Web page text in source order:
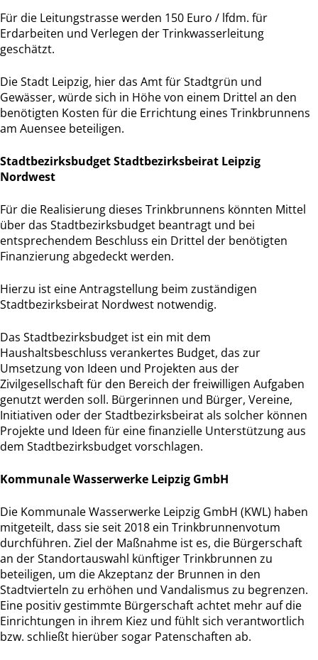
Für die Leitungstrasse werden 150 Euro / lfdm. für
Erdarbeiten und Verlegen der Trinkwasserleitung
geschätzt.
Die Stadt Leipzig, hier das Amt für Stadtgrün und
Gewässer, würde sich in Höhe von einem Drittel an den
benötigten Kosten für die Errichtung eines Trinkbrunnens
am Auensee beteiligen.
Stadtbezirksbudget Stadtbezirksbeirat Leipzig
Nordwest
Für die Realisierung dieses Trinkbrunnens könnten Mittel
über das Stadtbezirksbudget beantragt und bei
entsprechendem Beschluss ein Drittel der benötigten
Finanzierung abgedeckt werden.
Hierzu ist eine Antragstellung beim zuständigen
Stadtbezirksbeirat Nordwest notwendig.
Das Stadtbezirksbudget ist ein mit dem
Haushaltsbeschluss verankertes Budget, das zur
Umsetzung von Ideen und Projekten aus der
Zivilgesellschaft für den Bereich der freiwilligen Aufgaben
genutzt werden soll. Bürgerinnen und Bürger, Vereine,
Initiativen oder der Stadtbezirksbeirat als solcher können
Projekte und Ideen für eine finanzielle Unterstützung aus
dem Stadtbezirksbudget vorschlagen.
Kommunale Wasserwerke Leipzig GmbH
Die Kommunale Wasserwerke Leipzig GmbH (KWL) haben
mitgeteilt, dass sie seit 2018 ein Trinkbrunnenvotum
durchführen. Ziel der Maßnahme ist es, die Bürgerschaft
an der Standortauswahl künftiger Trinkbrunnen zu
beteiligen, um die Akzeptanz der Brunnen in den
Stadtvierteln zu erhöhen und Vandalismus zu begrenzen.
Eine positiv gestimmte Bürgerschaft achtet mehr auf die
Einrichtungen in ihrem Kiez und fühlt sich verantwortlich
bzw. schließt hierüber sogar Patenschaften ab.